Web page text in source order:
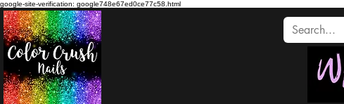
google-site-verification: google748e67ed0ce77c58.html